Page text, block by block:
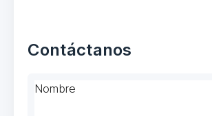
Contáctanos
Nombre